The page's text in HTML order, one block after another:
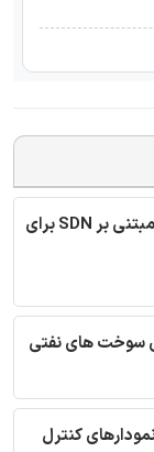
ترجمه مقاله امنیت انتقال داده های مبتنی بر SDN برای
سوخت های نفتی
کنترل